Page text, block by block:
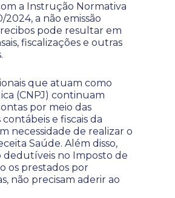
a Instrução Normativa
2024, a não emissão
pode resultar em
fiscalizações e outras
que atuam como
(CNPJ) continuam
por meio das
e fiscais da
necessidade de realizar o
Saúde. Além disso,
dedutíveis no Imposto de
os prestados por
não precisam aderir ao